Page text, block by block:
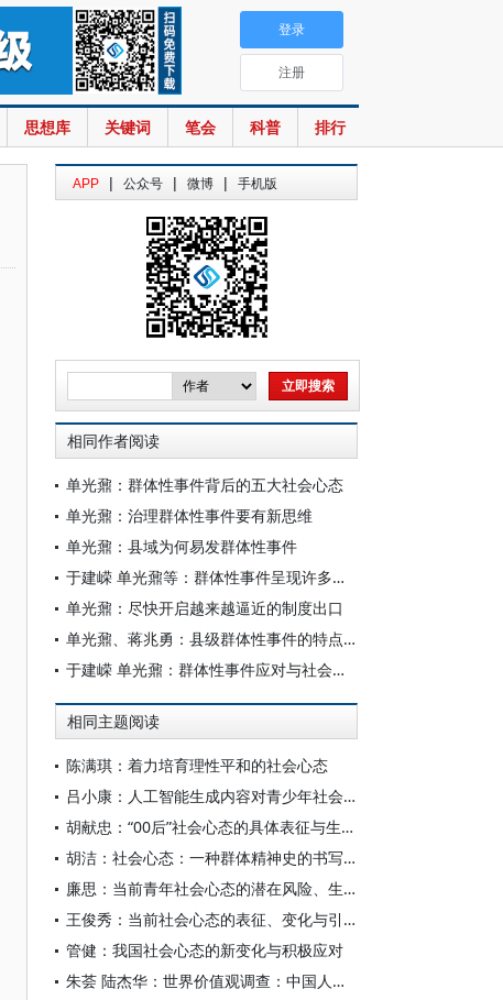
思想库 关键词 笔会 科普 排行
登录
注册
APP | 公众号 | 微博 | 手机版
相同作者阅读
单光鼐：群体性事件背后的五大社会心态
单光鼐：治理群体性事件要有新思维
单光鼐：县域为何易发群体性事件
于建嵘 单光鼐等：群体性事件呈现许多新特征
单光鼐：尽快开启越来越逼近的制度出口
单光鼐、蒋兆勇：县级群体性事件的特点及矛盾对立
于建嵘 单光鼐：群体性事件应对与社会和谐
相同主题阅读
陈满琪：着力培育理性平和的社会心态
吕小康：人工智能生成内容对青少年社会心态的影响
胡献忠：“00后”社会心态的具体表征与生成机理
胡洁：社会心态：一种群体精神史的书写与阐释路径
廉思：当前青年社会心态的潜在风险、生成机制与治理策略
王俊秀：当前社会心态的表征、变化与引导——基于四次全国社会心态调查的分析
管健：我国社会心态的新变化与积极应对
朱荟 陆杰华：世界价值观调查：中国人社会心态三十年变迁